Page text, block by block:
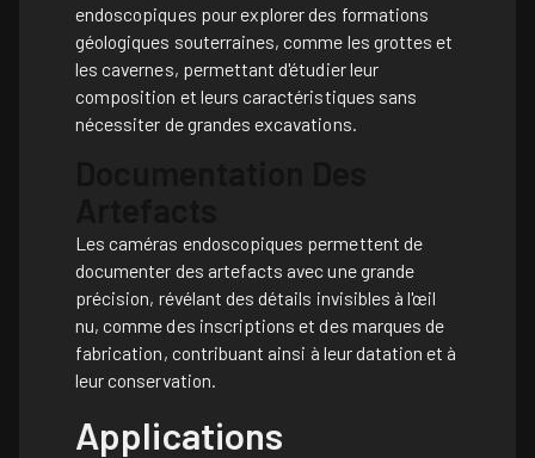
endoscopiques pour explorer des formations
géologiques souterraines, comme les grottes et
les cavernes, permettant d'étudier leur
composition et leurs caractéristiques sans
nécessiter de grandes excavations.
Les caméras endoscopiques permettent de
documenter des artefacts avec une grande
précision, révélant des détails invisibles à l'œil
nu, comme des inscriptions et des marques de
fabrication, contribuant ainsi à leur datation et à
leur conservation.
Applications